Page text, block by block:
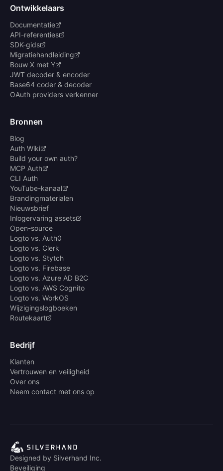
Ontwikkelaars
Documentatie
API-referenties
SDK-gids
Migratiehandleiding
Bouw X met Y
JWT decoder & encoder
Base64 coder & decoder
OAuth providers verkenner
Bronnen
Blog
Auth Wiki
Build your own auth?
MCP Auth
CLI Auth
YouTube-kanaal
Brandingmaterialen
Nieuwsbrief
Inlogervaring assets
Open-source
Logto vs. Auth0
Logto vs. Clerk
Logto vs. Stytch
Logto vs. Firebase
Logto vs. Azure AD B2C
Logto vs. AWS Cognito
Logto vs. WorkOS
Wijzigingslogboeken
Routekaart
Bedrijf
Klanten
Vertrouwen en veiligheid
Over ons
Neem contact met ons op
Designed by Silverhand Inc.
Beveiliging